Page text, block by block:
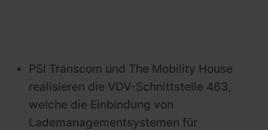
Hersteller
PSI Transcom und The Mobility House
realisieren die VDV-Schnittstelle 463,
welche die Einbindung von
Lademanagementsystemen für